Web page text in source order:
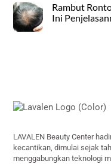
Rambut
Ini
Top
LAVALEN Beauty Center
kecantikan, dimulai sejak
menggabungkan teknologi